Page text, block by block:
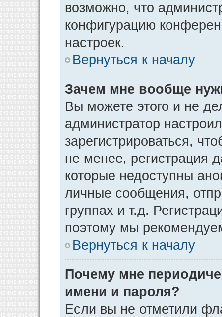
возможно, что
конфигурацию
настроек.
Вернуться к началу
Зачем мне вообще
Вы можете этого и не
администратор
зарегистрироваться,
не менее, регистрация
которые недоступны
личные сообщения,
группах и т.д.
поэтому мы
Вернуться к началу
Почему мне
имени и пароля?
Если вы не отметили